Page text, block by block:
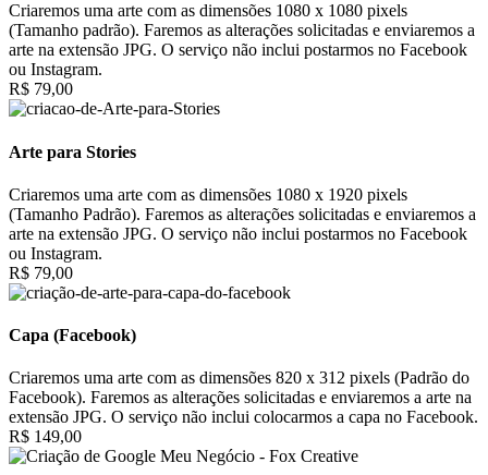
Criaremos uma arte com as dimensões 1080 x 1080 pixels
(Tamanho padrão). Faremos as alterações solicitadas e enviaremos a
arte na extensão JPG. O serviço não inclui postarmos no Facebook
ou Instagram.
R$ 79,00
Arte para Stories
Criaremos uma arte com as dimensões 1080 x 1920 pixels
(Tamanho Padrão). Faremos as alterações solicitadas e enviaremos a
arte na extensão JPG. O serviço não inclui postarmos no Facebook
ou Instagram.
R$ 79,00
Capa (Facebook)
Criaremos uma arte com as dimensões 820 x 312 pixels (Padrão do
Facebook). Faremos as alterações solicitadas e enviaremos a arte na
extensão JPG. O serviço não inclui colocarmos a capa no Facebook.
R$ 149,00